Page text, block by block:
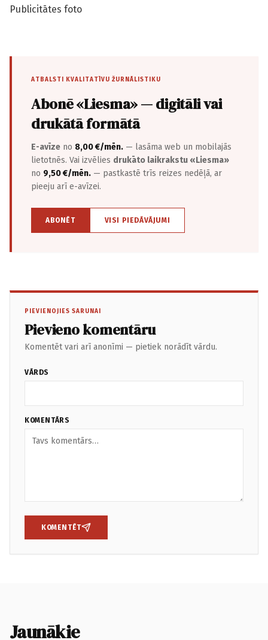
Publicitātes foto
ATBALSTI KVALITATĪVU ŽURNĀLISTIKU
Abonē «Liesma» — digitāli vai
drukātā formātā
E-avīze no 8,00 €/mēn. — lasāma web un mobilajās
lietotnēs. Vai izvēlies drukāto laikrakstu «Liesma»
no 9,50 €/mēn. — pastkastē trīs reizes nedēļā, ar
pieeju arī e-avīzei.
ABONĒT VISI PIEDĀVĀJUMI
PIEVIENOJIES SARUNAI
Pievieno komentāru
Komentēt vari arī anonīmi — pietiek norādīt vārdu.
VĀRDS
KOMENTĀRS
KOMENTĒT
Jaunākie